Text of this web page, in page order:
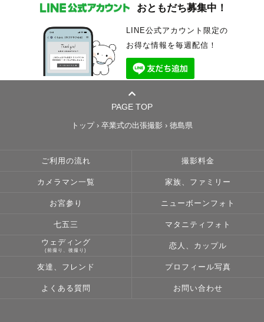
おともだち募集中！
LINE公式アカウント限定の
お得な情報を毎週配信！
PAGE TOP
トップ › 卒業式の出張撮影 › 徳島県
ご利用の流れ 撮影料金
カメラマン一覧 家族、ファミリー
お宮参り ニューボーンフォト
七五三 マタニティフォト
ウェディング
(前撮り、後撮り)
恋人、カップル
友達、フレンド プロフィール写真
よくある質問 お問い合わせ